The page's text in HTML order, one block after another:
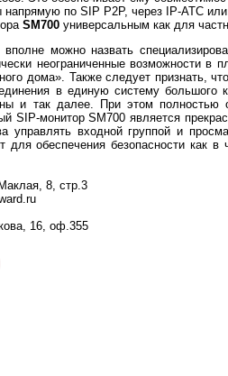
по SIP P2P, через IP-ATC
SM700 универсальным как для
можно назвать
неограниченные возможности в
дома». Также следует признать,
в единую систему большого
и так далее. При этом полностью
SIP-монитор SM700 является
управлять входной группой и
для обеспечения безопасности как
8, стр.3
16, оф.355